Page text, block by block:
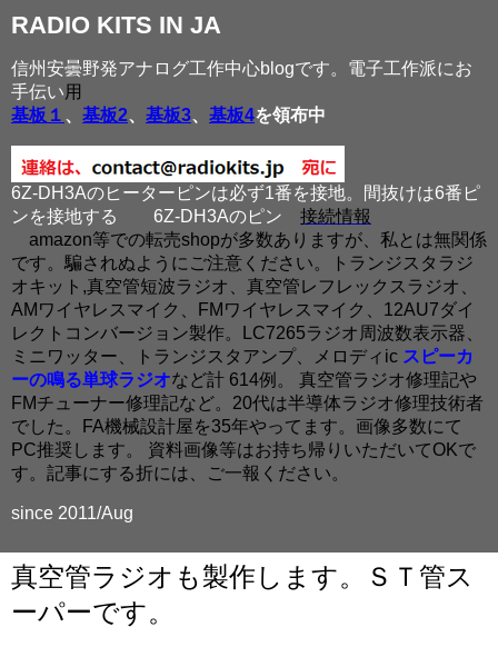
RADIO KITS IN JA
信州安曇野発アナログ工作中心blogです。電子工作派にお
手伝い用
基板１ 、 基板2、 基板3、 基板4を領布中
6Z-DH3Aのヒーターピンは必ず1番を接地。間抜けは6番ピ
ンを接地する
6Z-DH3Aのピン 接続情報
amazon等での転売shopが多数ありますが、私とは無関係
です。騙されぬようにご注意ください。トランジスタラジ
オキット,真空管短波ラジオ、真空管レフレックスラジオ、
AMワイヤレスマイク、FMワイヤレスマイク、12AU7ダイ
レクトコンバージョン製作。LC7265ラジオ周波数表示器、
ミニワッター、トランジスタアンプ、メロディic スピーカ
ーの鳴る単球ラジオなど計 614例。 真空管ラジオ修理記や
FMチューナー修理記など。20代は半導体ラジオ修理技術者
でした。FA機械設計屋を35年やってます。画像多数にて
PC推奨します。 資料画像等はお持ち帰りいただいてOKで
す。記事にする折には、ご一報ください。
since 2011/Aug
真空管ラジオも製作します。ＳＴ管ス
ーパーです。